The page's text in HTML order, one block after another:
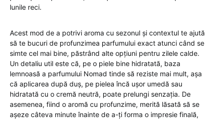
lunile reci.
Acest mod de a potrivi aroma cu sezonul și contextul te ajută
să te bucuri de profunzimea parfumului exact atunci când se
simte cel mai bine, păstrând alte opțiuni pentru zilele calde.
Un detaliu util este că, pe o piele bine hidratată, baza
lemnoasă a parfumului Nomad tinde să reziste mai mult, așa
că aplicarea după duș, pe pielea încă ușor umedă sau
hidratată cu o cremă neutră, poate prelungi senzația. De
asemenea, fiind o aromă cu profunzime, merită lăsată să se
așeze câteva minute înainte de a-ți forma o impresie finală,